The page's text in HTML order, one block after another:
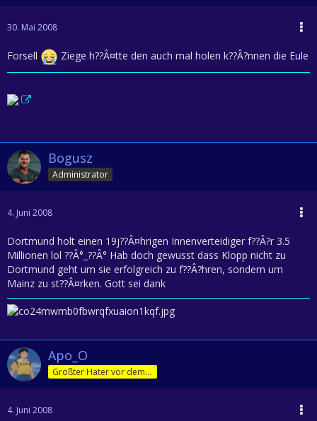
30. Mai 2008
Forsell Ziege h??Â¤tte den auch mal holen k??Â?nnen die Eule
Bogusz
Administrator
4. Juni 2008
Dortmund holt einen 19j??Â¤hrigen Innenverteidiger f??Â?r 3.5
Millionen lol ??Â°_??Â° Hab doch gewusst dass Klopp nicht zu
Dortmund geht um sie erfolgreich zu f??Â?hren, sondern um
Mainz zu st??Â¤rken. Gott sei dank
Apo_O
Größter Hater vor dem Herrn
4. Juni 2008